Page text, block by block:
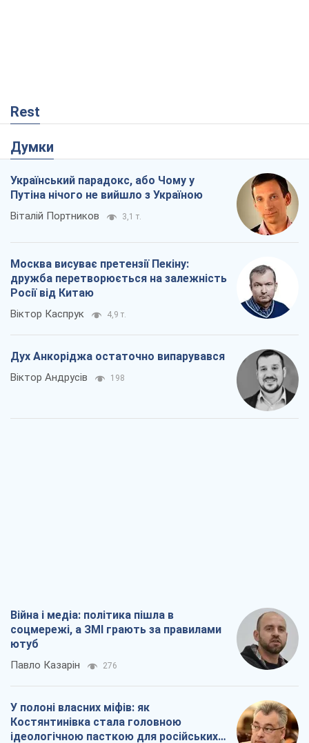
Rest
Думки
Український парадокс, або Чому у
Путіна нічого не вийшло з Україною
Віталій Портников 3,1 т.
Москва висуває претензії Пекіну:
дружба перетворюється на залежність
Росії від Китаю
Віктор Каспрук 4,9 т.
Дух Анкоріджа остаточно випарувався
Віктор Андрусів 198
Війна і медіа: політика пішла в
соцмережі, а ЗМІ грають за правилами
ютуб
Павло Казарін 276
У полоні власних міфів: як
Костянтинівка стала головною
ідеологічною пасткою для російських